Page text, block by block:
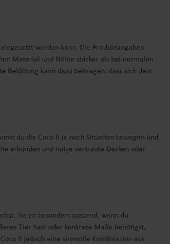
werden kann. Die Produktangaben
Material und Nähte stärker als bei normalen
Belüftung kann dazu beitragen, dass sich dein
du die Coco II je nach Situation bewegen und
erkunden und nutze vertraute Decken oder
Sie ist besonders passend, wenn du
Tier hast oder konkrete Maße benötigst,
II jedoch eine sinnvolle Kombination aus